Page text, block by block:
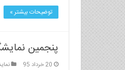
توضیحات بیشتر »
پنجمین
20 خرداد 95